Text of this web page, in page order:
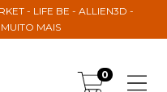
- LIFE BE - ALLIEN3D -
MAIS
0